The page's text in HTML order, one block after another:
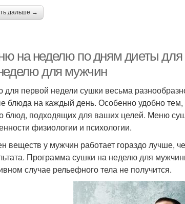
дальше →
на неделю по дням диеты
для мужчин
первой недели сушки весьма
блюда на каждый день. Особенно удобно тем,
блюд, подходящих для ваших целей. Меню
физиологии и психологии.
веществ у мужчин работает гораздо лучше,
Программа сушки на неделю для
случае рельефного тела не получится.